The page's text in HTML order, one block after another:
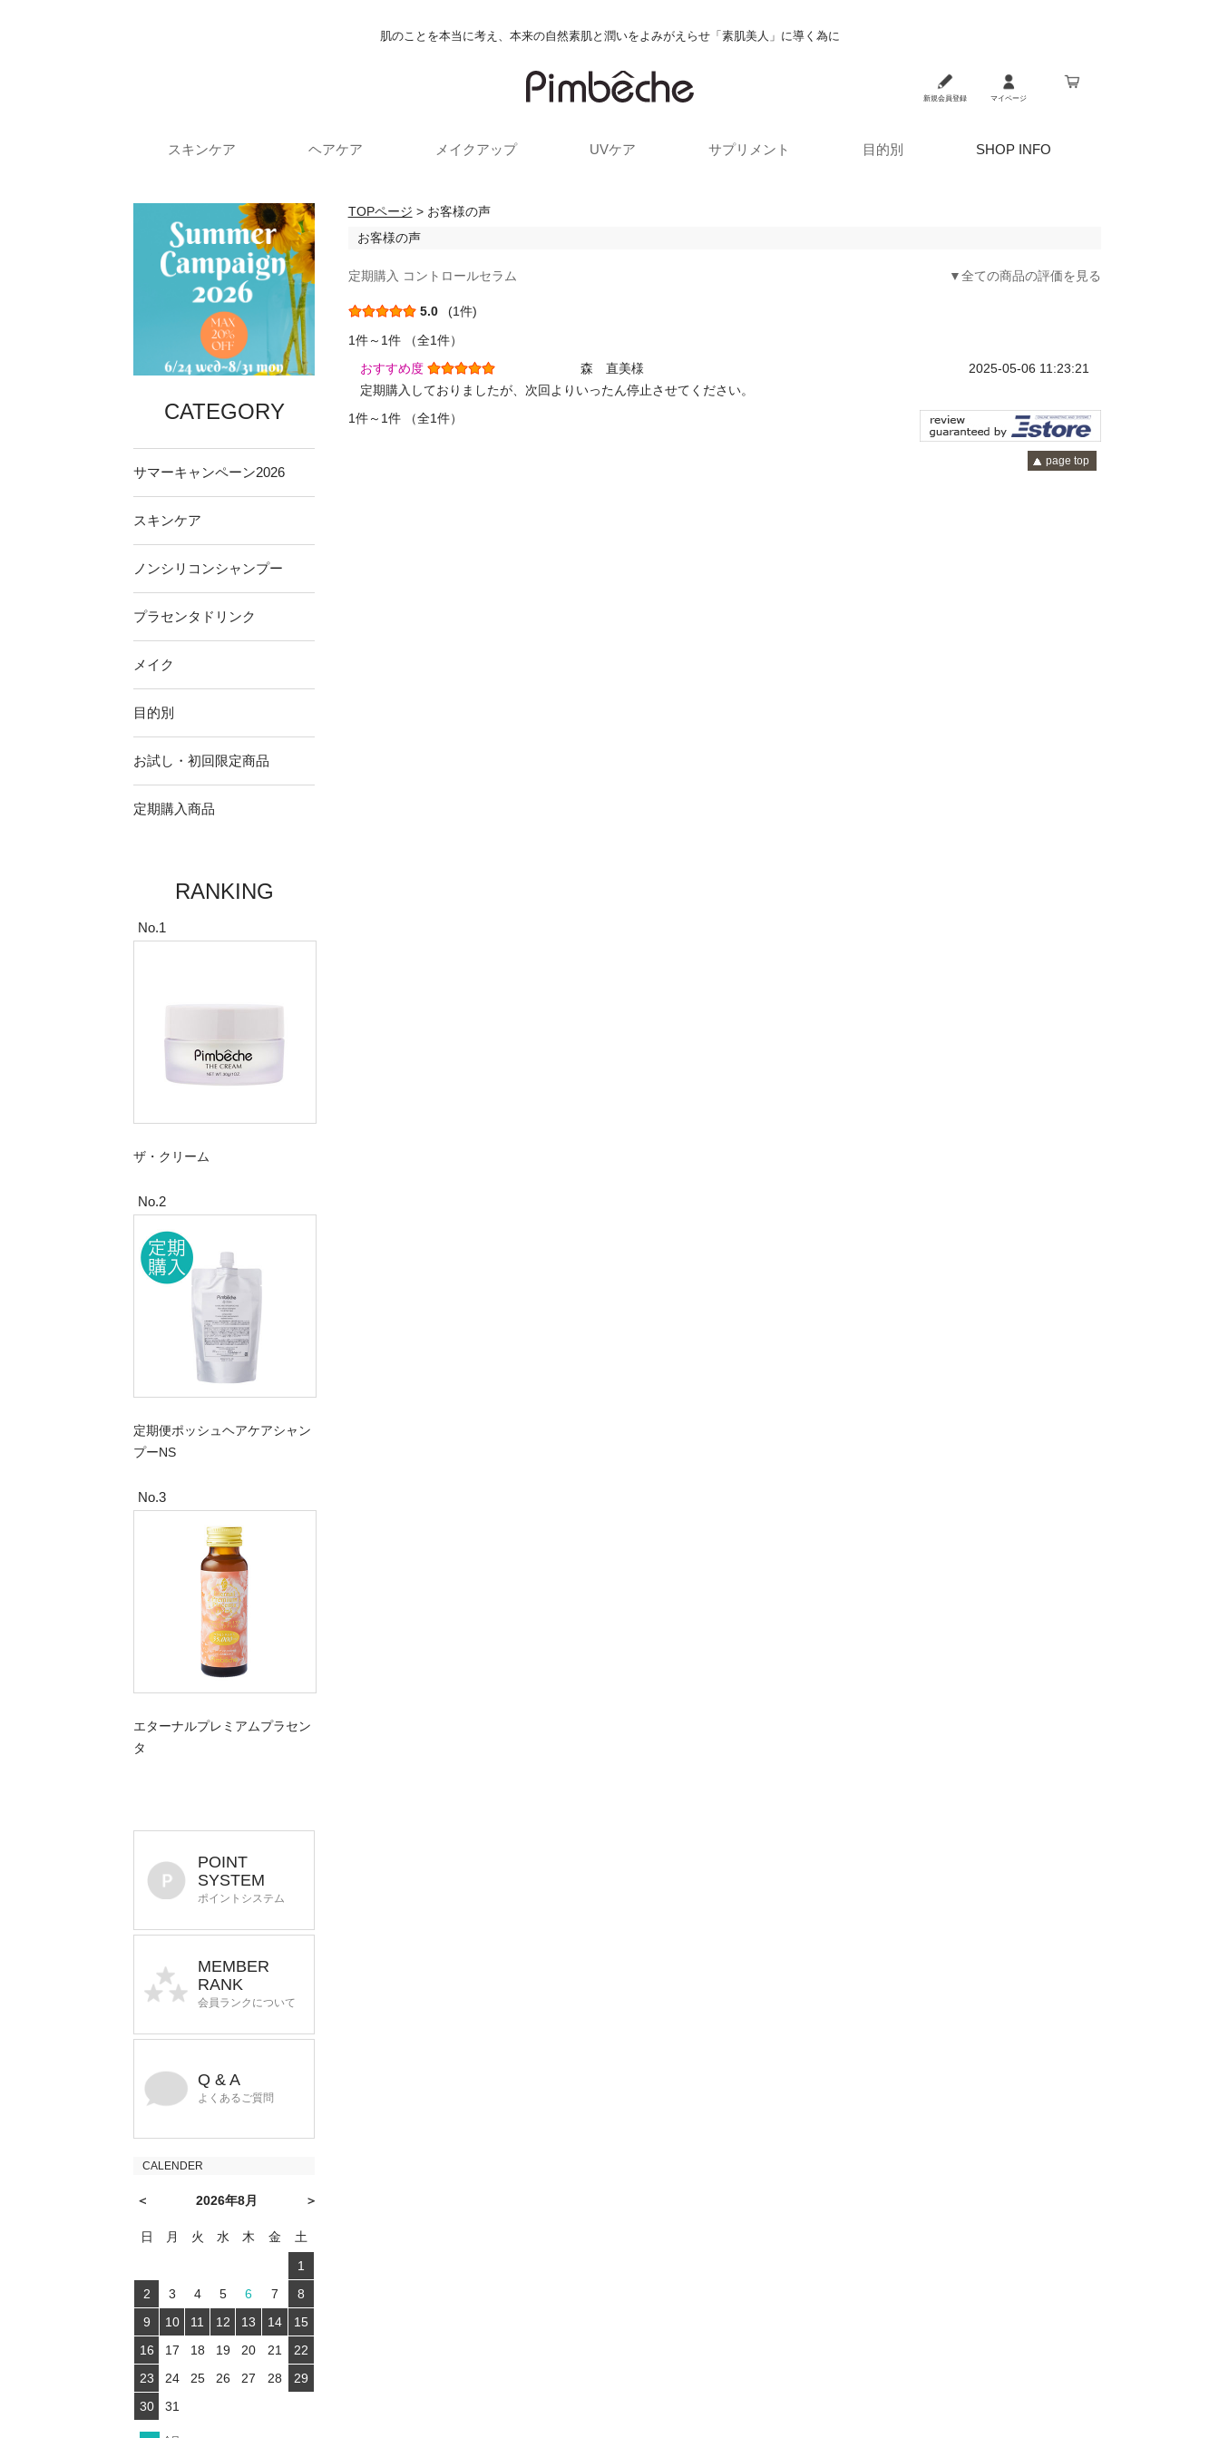
肌のことを本当に考え、本来の自然素肌と潤いをよみがえらせ「素肌美人」に導く為に
新規会員登録 マイページ
スキンケア ヘアケア メイクアップ UVケア サプリメント 目的別 SHOP INFO
CATEGORY
サマーキャンペーン2026
スキンケア
ノンシリコンシャンプー
プラセンタドリンク
メイク
目的別
お試し・初回限定商品
定期購入商品
RANKING
No.1
ザ・クリーム
No.2
定期便ポッシュヘアケアシャン
プーNS
No.3
エターナルプレミアムプラセン
タ
POINT
SYSTEM
ポイントシステム
MEMBER
RANK
会員ランクについて
Q & A
よくあるご質問
CALENDER
＜ 2026年8月 ＞
日 月 火 水 木 金
土
1
2
3 4 5 6 7
8
9
10 11 12 13 14
15
16
17 18 19 20 21
22
23
24 25 26 27 28
29
30
31
TOPページ > お客様の声
お客様の声
定期購入 コントロールセラム ▼全ての商品の評価を見る
5.0
(1件)
1件～1件 （全1件）
おすすめ度
森 直美様
2025-05-06 11:23:21
定期購入しておりましたが、次回よりいったん停止させてください。
1件～1件 （全1件）
page top